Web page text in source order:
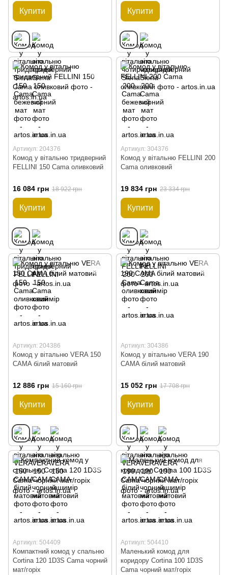
Купити Купити
Артикул: 204376
Комод у вітальню тридверний
FELLINI 150 Cama оливковий
16 084 грн 18 922 грн
Купити
Артикул: 304376
Комод у вітальню FELLINI 200
Cama оливковий
19 834 грн 23 334 грн
Купити
Артикул: 204386
Комод у вітальню VERA 150
CAMA білий матовий
12 886 грн 15 160 грн
Купити
Артикул: 304386
Комод у вітальню VERA 190
CAMA білий матовий
15 052 грн 17 708 грн
Купити
Артикул: 504409
Компактний комод у спальню
Cortina 120 1D3S Cama чорний
мат/горіх
Артикул: 504410
Маленький комод для
коридору Cortina 100 1D3S
Cama чорний мат/горіх